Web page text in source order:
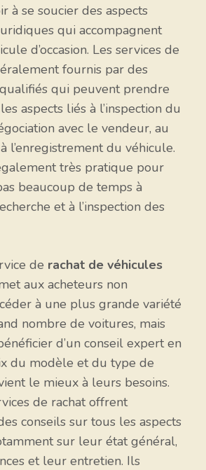
à se soucier des aspects
qui accompagnent
d’occasion. Les services de
fournis par des
qui peuvent prendre
aspects liés à l’inspection du
avec le vendeur, au
l’enregistrement du véhicule.
très pratique pour
beaucoup de temps à
et à l’inspection des
de rachat de véhicules
aux acheteurs non
à une plus grande variété
nombre de voitures, mais
d’un conseil expert en
du modèle et du type de
le mieux à leurs besoins.
de rachat offrent
conseils sur tous les aspects
sur leur état général,
et leur entretien. Ils